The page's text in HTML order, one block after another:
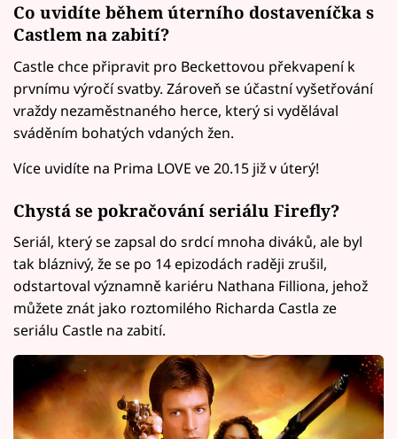
Co uvidíte během úterního dostaveníčka s
Castlem na zabití?
Castle chce připravit pro Beckettovou překvapení k
prvnímu výročí svatby. Zároveň se účastní vyšetřování
vraždy nezaměstnaného herce, který si vydělával
sváděním bohatých vdaných žen.
Více uvidíte na Prima LOVE ve 20.15 již v úterý!
Chystá se pokračování seriálu Firefly?
Seriál, který se zapsal do srdcí mnoha diváků, ale byl
tak bláznivý, že se po 14 epizodách raději zrušil,
odstartoval významně kariéru Nathana Filliona, jehož
můžete znát jako roztomilého Richarda Castla ze
seriálu Castle na zabití.